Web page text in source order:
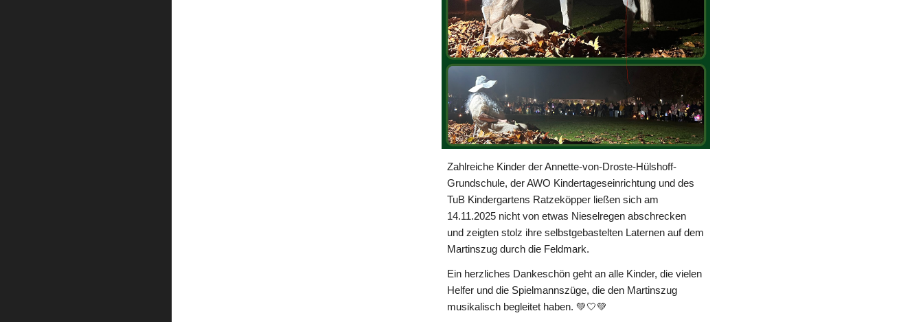
Zahlreiche Kinder der Annette-von-Droste-Hülshoff-
Grundschule, der AWO Kindertageseinrichtung und des
TuB Kindergartens Ratzeköpper ließen sich am
14.11.2025 nicht von etwas Nieselregen abschrecken
und zeigten stolz ihre selbstgebastelten Laternen auf dem
Martinszug durch die Feldmark.
Ein herzliches Dankeschön geht an alle Kinder, die vielen
Helfer und die Spielmannszüge, die den Martinszug
musikalisch begleitet haben. 💚🤍💚